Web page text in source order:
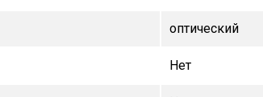
оптический
Нет